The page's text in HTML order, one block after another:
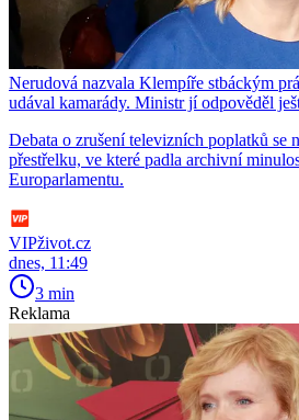
Nerudová nazvala Klempíře stbáckým
udával kamarády. Ministr jí odpověděl
Debata o zrušení televizních poplatků se
přestřelku, ve které padla archivní
Europarlamentu.
VIPživot.cz
dnes, 11:49
3 min
Reklama